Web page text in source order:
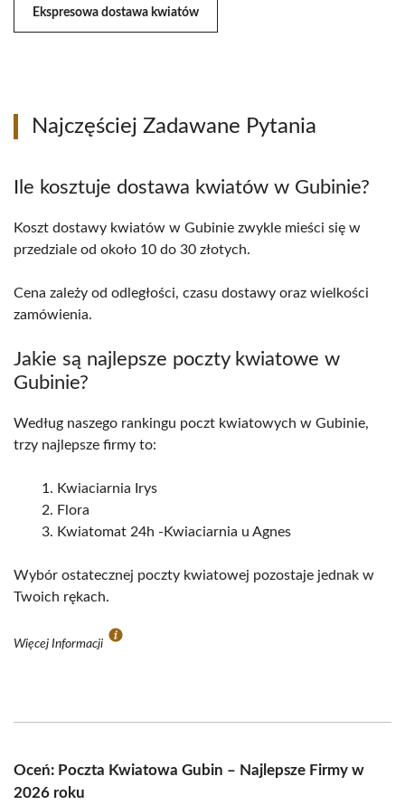
Ekspresowa dostawa kwiatów
Najczęściej Zadawane Pytania
Ile kosztuje dostawa kwiatów w Gubinie?
Koszt dostawy kwiatów w Gubinie zwykle mieści się w
przedziale od około 10 do 30 złotych.
Cena zależy od odległości, czasu dostawy oraz wielkości
zamówienia.
Jakie są najlepsze poczty kwiatowe w
Gubinie?
Według naszego rankingu poczt kwiatowych w Gubinie,
trzy najlepsze firmy to:
Kwiaciarnia Irys
Flora
Kwiatomat 24h -Kwiaciarnia u Agnes
Wybór ostatecznej poczty kwiatowej pozostaje jednak w
Twoich rękach.
Więcej Informacji
Oceń: Poczta Kwiatowa Gubin – Najlepsze Firmy w
2026 roku